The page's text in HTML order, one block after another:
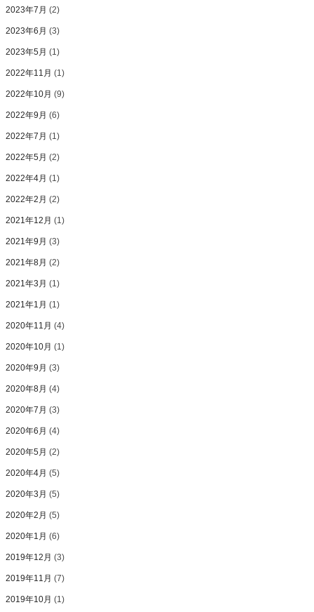
2023年7月 (2)
2023年6月 (3)
2023年5月 (1)
2022年11月 (1)
2022年10月 (9)
2022年9月 (6)
2022年7月 (1)
2022年5月 (2)
2022年4月 (1)
2022年2月 (2)
2021年12月 (1)
2021年9月 (3)
2021年8月 (2)
2021年3月 (1)
2021年1月 (1)
2020年11月 (4)
2020年10月 (1)
2020年9月 (3)
2020年8月 (4)
2020年7月 (3)
2020年6月 (4)
2020年5月 (2)
2020年4月 (5)
2020年3月 (5)
2020年2月 (5)
2020年1月 (6)
2019年12月 (3)
2019年11月 (7)
2019年10月 (1)